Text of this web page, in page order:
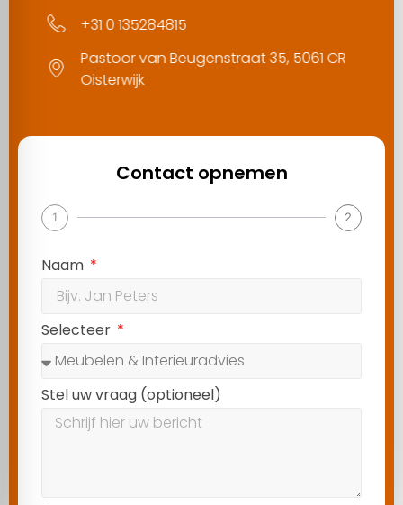
+31 0 135284815
Pastoor van Beugenstraat 35, 5061 CR
Oisterwijk
Contact opnemen
1 2
Naam
Selecteer
Stel uw vraag (optioneel)